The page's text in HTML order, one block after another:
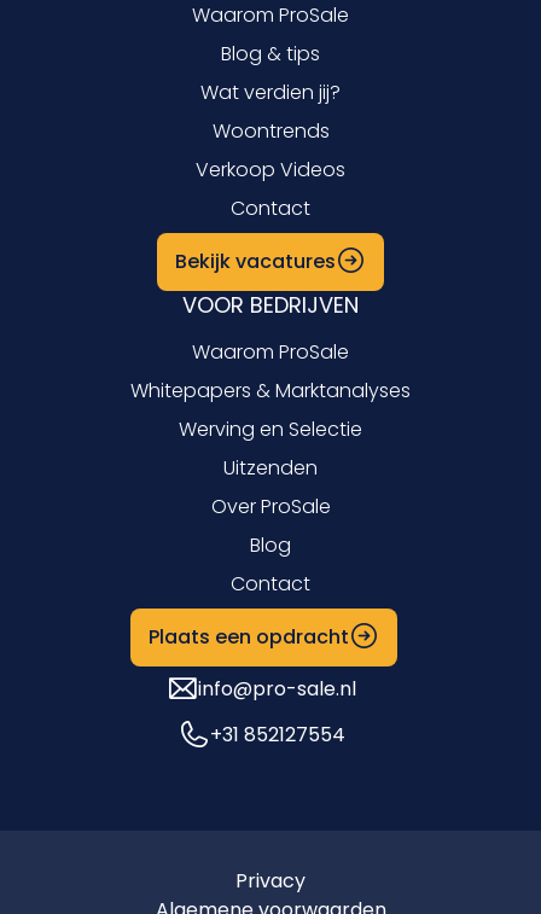
Waarom ProSale
Blog & tips
Wat verdien jij?
Woontrends
Verkoop Videos
Contact
Bekijk vacatures
VOOR BEDRIJVEN
Waarom ProSale
Whitepapers & Marktanalyses
Werving en Selectie
Uitzenden
Over ProSale
Blog
Contact
Plaats een opdracht
info@pro-sale.nl
+31 852127554
Privacy